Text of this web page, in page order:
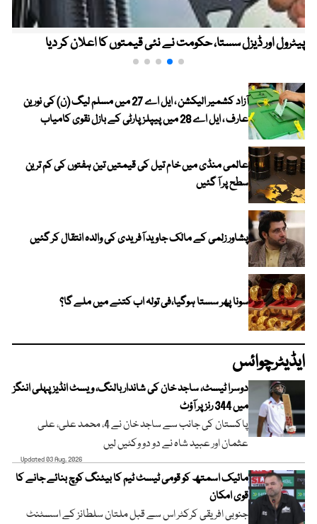
پیٹرول اور ڈیزل سستا، حکومت نے نئی قیمتوں کا اعلان کر دیا
آزاد کشمیر الیکشن ، ایل اے 27 میں مسلم لیگ (ن) کی نورین
عارف ، ایل اے 28 میں پیپلز پارٹی کے بازل نقوی کامیاب
عالمی منڈی میں خام تیل کی قیمتیں تین ہفتوں کی کم ترین
سطح پر آ گئیں
پشاور زلمی کے مالک جاوید آفریدی کی والدہ انتقال کر گئیں
سونا پھر سستا ہوگیا،فی تولہ اب کتنے میں ملے گا؟
ایڈیٹرچوائس
دوسرا ٹیسٹ، ساجد خان کی شاندار بالنگ، ویسٹ انڈیز پہلی اننگز
میں 344 رنز پر آؤٹ
پاکستان کی جانب سے ساجد خان نے 4، محمد علی، علی
عثمان اور عبید شاہ نے دو دو وکٹیں لیں
Updated 03 Aug, 2026
مائیک اسمتھ کو قومی ٹیسٹ ٹیم کا بیٹنگ کوچ بنائے جانے کا
قوی امکان
جنوبی افریقی کرکٹر اس سے قبل ملتان سلطانز کے اسسٹنٹ